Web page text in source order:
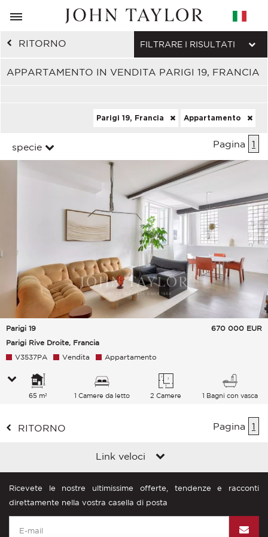
RITORNO
APPARTAMENTO IN VENDITA PARIGI 19, FRANCIA
FILTRARE I RISULTATI
Parigi 19, Francia Appartamento
specie Pagina 1
Parigi 19
Parigi Rive Droite, Francia
670 000 EUR
V3537PA Vendita Appartamento
65 m² 1 Camere da letto 2 Camere 1 Bagni con vasca
RITORNO Pagina 1
Link veloci
Ricevete le nostre ultimissime offerte, tendenze e racconti
direttamente nella vostra casella di posta